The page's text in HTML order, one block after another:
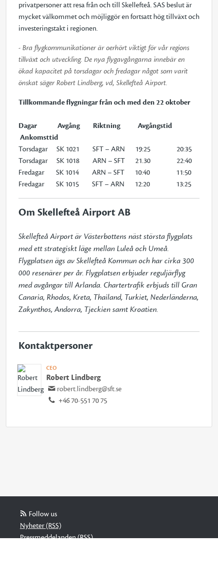
privatpersoner att resa från och till Skellefteå. SAS beslut är
mycket välkommet och möjliggör en fortsatt hög tillväxt och
investeringstakt i regionen.
- Bra flygkommunikationer är oerhört viktigt för vår regions
tillväxt och utveckling. De nya flygavgångarna innebär en
ökad kapacitet på torsdagar och fredagar något som varit
önskat säger Robert Lindberg, vd, Skellefteå Airport.
Tillkommande flygningar från och med den 22 oktober
Dagar Avgång Riktning Avgångstid
Ankomsttid
Torsdagar SK 1021 SFT – ARN 19:25 20:35
Torsdagar SK 1018 ARN – SFT 21.30 22:40
Fredagar SK 1014 ARN – SFT 10:40 11:50
Fredagar SK 1015 SFT – ARN 12:20 13:25
Om Skellefteå Airport AB
Skellefteå Airport är Västerbottens näst största flygplats
med ett strategiskt läge mellan Luleå och Umeå.
Flygplatsen ägs av Skellefteå Kommun och har cirka 300
000 resenärer per år. Flygplatsen erbjuder reguljärflyg
med avgångar till Arlanda. Chartertrafik erbjuds till Gran
Canaria, Rhodos, Kreta, Thailand, Turkiet, Nederländerna,
Zakynthos, Andorra, Tjeckien samt Kroatien.
Kontaktpersoner
CEO
Robert Lindberg
robert.lindberg@sft.se
+46 70-551 70 75
Follow us
Nyheter (RSS)
Pressmeddelanden (RSS)